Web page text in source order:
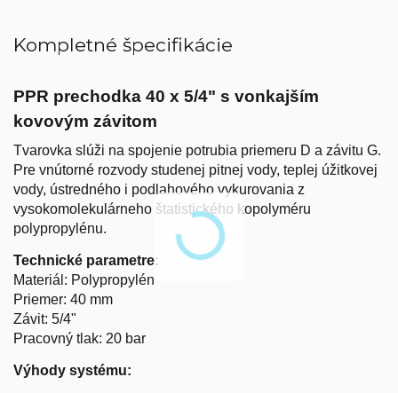
Kompletné špecifikácie
PPR prechodka 40 x 5/4" s vonkajším
kovovým závitom
Tvarovka slúži na spojenie potrubia priemeru D a závitu G.
Pre vnútorné rozvody studenej pitnej vody, teplej úžitkovej
vody, ústredného i podlahového vykurovania z
vysokomolekulárneho štatistického kopolyméru
polypropylénu.
Technické parametre:
Materiál: Polypropylén
Priemer: 40 mm
Závit: 5/4"
Pracovný tlak: 20 bar
Výhody systému: